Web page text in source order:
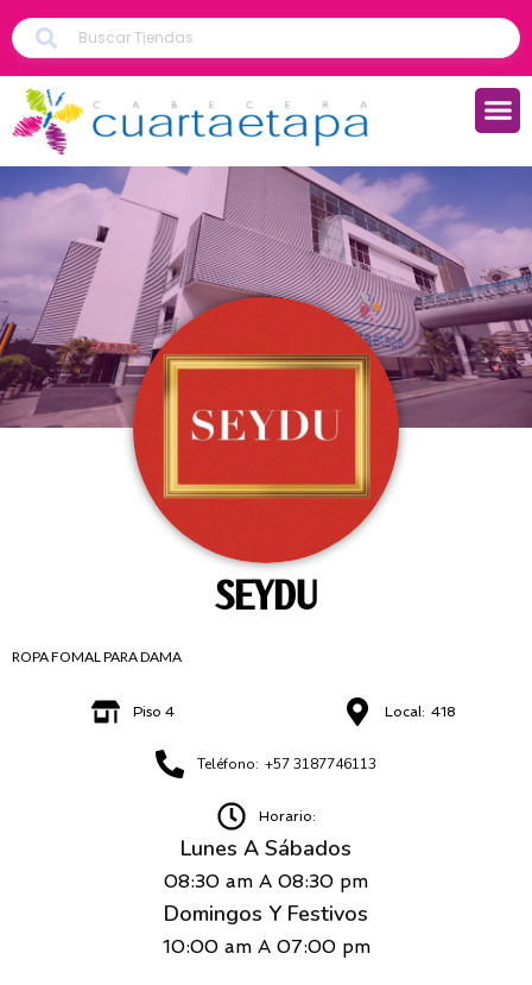
SEYDU
ROPA FOMAL PARA DAMA
Piso 4 Local: 418
Teléfono: +57 3187746113
Horario:
Lunes A Sábados
08:30 am A 08:30 pm
Domingos Y Festivos
10:00 am A 07:00 pm